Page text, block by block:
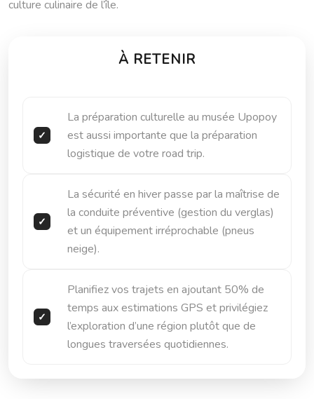
culture culinaire de l’île.
À RETENIR
La préparation culturelle au musée Upopoy
est aussi importante que la préparation
logistique de votre road trip.
La sécurité en hiver passe par la maîtrise de
la conduite préventive (gestion du verglas)
et un équipement irréprochable (pneus
neige).
Planifiez vos trajets en ajoutant 50% de
temps aux estimations GPS et privilégiez
l’exploration d’une région plutôt que de
longues traversées quotidiennes.